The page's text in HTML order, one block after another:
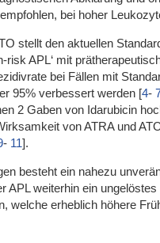
bei hoher
stellt den aktuellen
risk APL‘ mit
bei Fällen mit
95% verbessert werden [4-
2 Gaben von Idarubicin
von ATRA und
- 11].
besteht ein nahezu
APL weiterhin ein
welche erheblich höhere